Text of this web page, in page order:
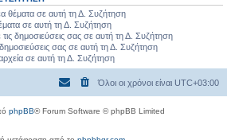
θέματα σε αυτή τη Δ. Συζήτηση
σε αυτή τη Δ. Συζήτηση
δημοσιεύσεις σας σε αυτή τη Δ. Συζήτηση
δημοσιεύσεις σας σε αυτή τη Δ. Συζήτηση
σε αυτή τη Δ. Συζήτηση
Όλοι οι χρόνοι είναι UTC+03:00
phpBB® Forum Software © phpBB Limited